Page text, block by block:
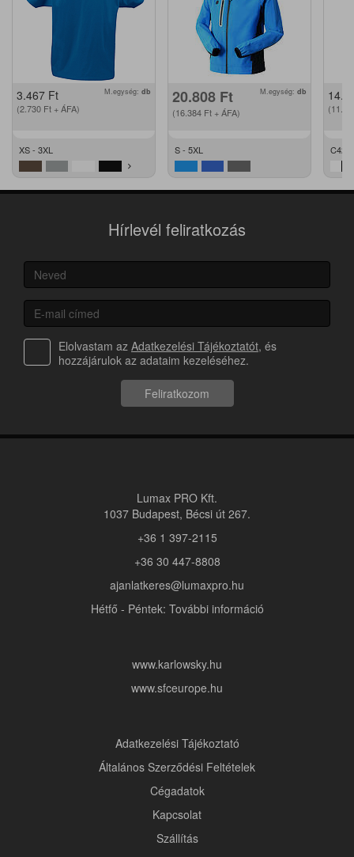
3.467 Ft
(2.730 Ft + ÁFA)
M.egység: db
XS - 3XL
20.808 Ft
(16.384 Ft + ÁFA)
M.egység: db
S - 5XL C42 -
Hírlevél feliratkozás
Elolvastam az Adatkezelési Tájékoztatót, és
hozzájárulok az adataim kezeléséhez.
Feliratkozom
Lumax PRO Kft.
1037 Budapest, Bécsi út 267.
+36 1 397-2115
+36 30 447-8808
ajanlatkeres@lumaxpro.hu
Hétfő - Péntek: További információ
www.karlowsky.hu
www.sfceurope.hu
Adatkezelési Tájékoztató
Általános Szerződési Feltételek
Cégadatok
Kapcsolat
Szállítás